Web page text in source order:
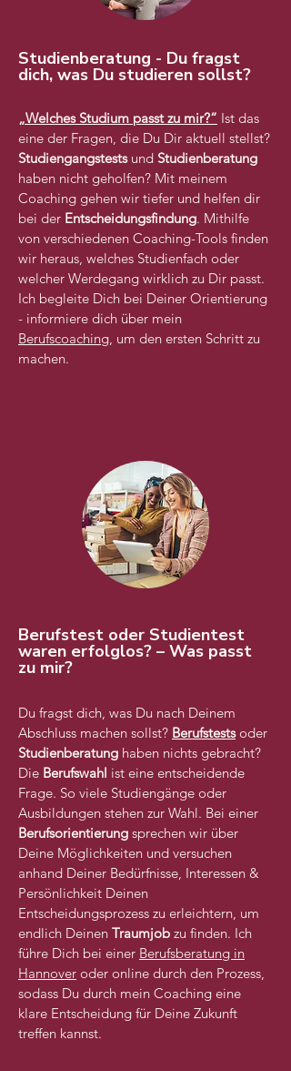
Studienberatung - Du fragst
dich, was Du studieren sollst?
„Welches Studium passt zu mir?“ Ist das
eine der Fragen, die Du Dir aktuell stellst?
Studiengangstestsund Studienberatung
haben nicht geholfen? Mit meinem
Coaching gehen wir tiefer und helfen dir
bei der Entscheidungsfindung. Mithilfe
von verschiedenen Coaching-Tools finden
wir heraus, welches Studienfach oder
welcher Werdegang wirklich zu Dir passt.
Ich begleite Dich bei Deiner Orientierung
- informiere dich über mein
Berufscoaching, um den ersten Schritt zu
machen.
Berufstest oder Studientest
waren erfolglos? – Was passt
zu mir?
Du fragst dich, was Du nach Deinem
Abschluss machen sollst? Berufstestsoder
Studienberatung haben nichts gebracht?
Die Berufswahl ist eine entscheidende
Frage. So viele Studiengänge oder
Ausbildungen stehen zur Wahl. Bei einer
Berufsorientierung sprechen wir über
Deine Möglichkeiten und versuchen
anhand Deiner Bedürfnisse, Interessen &
Persönlichkeit Deinen
Entscheidungsprozess zu erleichtern, um
endlich Deinen Traumjob zu finden. Ich
führe Dich bei einer Berufsberatung in
Hannover oder online durch den Prozess,
sodass Du durch mein Coaching eine
klare Entscheidung für Deine Zukunft
treffen kannst.